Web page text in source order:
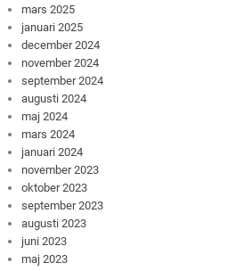
mars 2025
januari 2025
december 2024
november 2024
september 2024
augusti 2024
maj 2024
mars 2024
januari 2024
november 2023
oktober 2023
september 2023
augusti 2023
juni 2023
maj 2023